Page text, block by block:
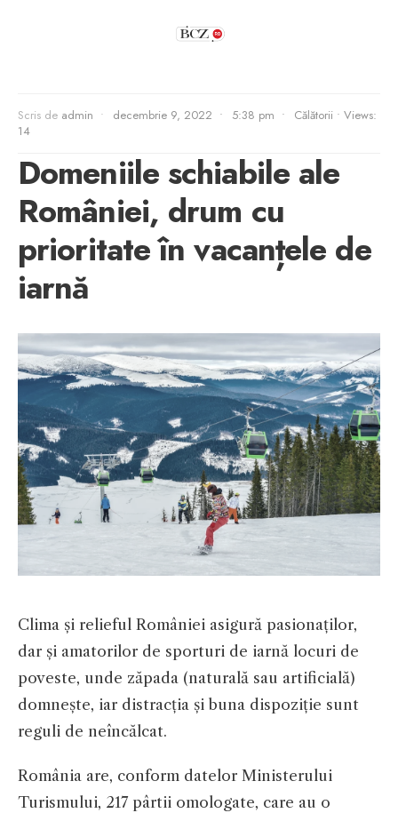
Scris de admin • decembrie 9, 2022 • 5:38 pm • Călătorii • Views:
14
Domeniile schiabile ale
României, drum cu
prioritate în vacanțele de
iarnă
Clima și relieful României asigură pasionaților,
dar și amatorilor de sporturi de iarnă locuri de
poveste, unde zăpada (naturală sau artificială)
domnește, iar distracția și buna dispoziție sunt
reguli de neîncălcat.
România are, conform datelor Ministerului
Turismului, 217 pârtii omologate, care au o